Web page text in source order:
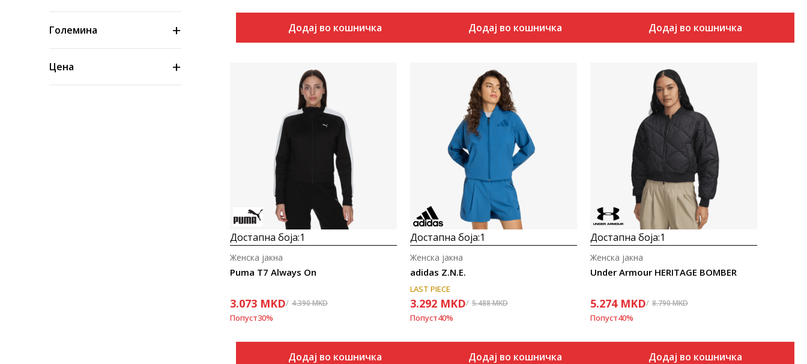
Големина
Цена
Додај во кошничка Додај во кошничка Додај во кошничка
Достапна боја:1
Puma T7 Always On
Женска јакна
3.073 MKD 4.390MKD
Попуст30%
Додај во кошничка
Uporedi
Достапна боја:1
adidas Z.N.E.
Женска јакна
LAST PIECE
3.292 MKD 5.488MKD
Попуст40%
Додај во кошничка
Uporedi
Достапна боја:1
Under Armour HERITAGE BOMBER
Женска јакна
5.274 MKD 8.790MKD
Попуст40%
Додај во кошничка